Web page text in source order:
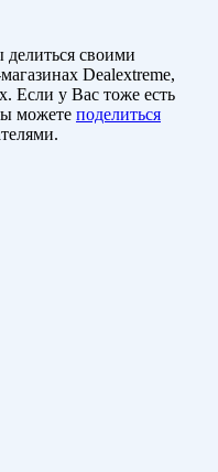
делиться своими
Dealextreme,
Если у Вас тоже есть
можете поделиться